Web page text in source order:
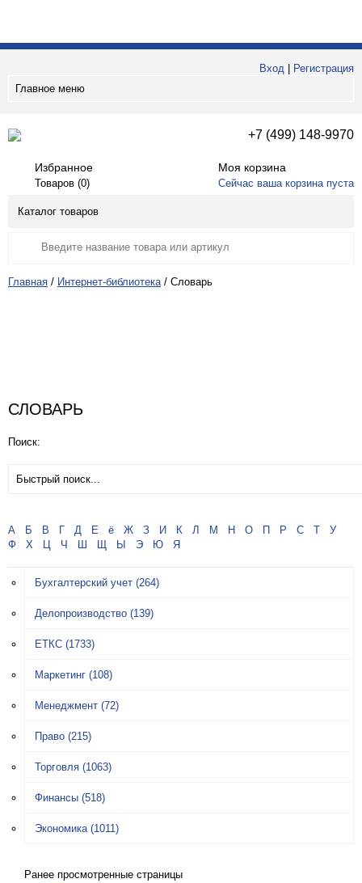
Вход
Регистрация
Главное меню
+7 (499) 148-9970
Избранное
Товаров (0)
Моя корзина
Сейчас ваша корзина пуста
Каталог товаров
Главная / Интернет-библиотека / Словарь
СЛОВАРЬ
Поиск:
А Б В Г Д Е ё Ж З И К Л М Н О П Р С Т
У
Ф
Х Ц Ч Ш Щ Ы Э Ю Я
Бухгалтерский учет (264)
Делопроизводство (139)
ЕТКС (1733)
Маркетинг (108)
Менеджмент (72)
Право (215)
Торговля (1063)
Финансы (518)
Экономика (1011)
Ранее просмотренные страницы